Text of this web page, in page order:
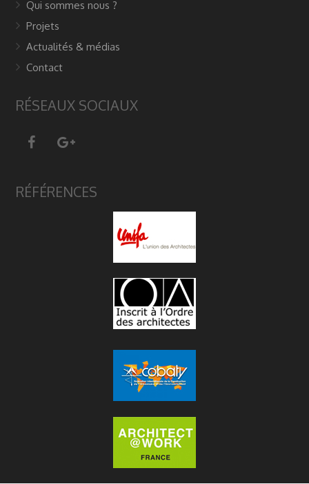
Qui sommes nous ?
Projets
Actualités & médias
Contact
RÉSEAUX SOCIAUX
RÉFÉRENCES